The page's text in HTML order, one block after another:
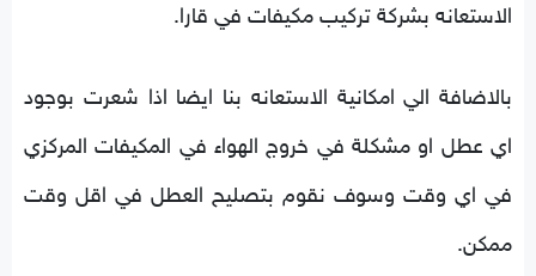
الاستعانه بشركة تركيب مكيفات في قارا.
بالاضافة الي امكانية الاستعانه بنا ايضا اذا شعرت بوجود
اي عطل او مشكلة في خروج الهواء في المكيفات المركزي
في اي وقت وسوف نقوم بتصليح العطل في اقل وقت
ممكن.